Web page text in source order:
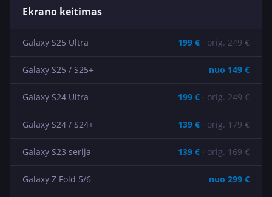
Ekrano keitimas
Galaxy S25 Ultra 199 € · orig. 249 €
Galaxy S25 / S25+ nuo 149 €
Galaxy S24 Ultra 199 € · orig. 249 €
Galaxy S24 / S24+ 139 € · orig. 179 €
Galaxy S23 serija 139 € · orig. 169 €
Galaxy Z Fold 5/6 nuo 299 €